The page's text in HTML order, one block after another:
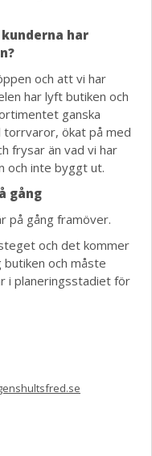
har
och att vi har
har lyft butiken och
ganska
torrvaror, ökat på med
frysar än vad vi har
och inte byggt ut.
gång
på gång framöver.
och det kommer
och måste
i planeringsstadiet för